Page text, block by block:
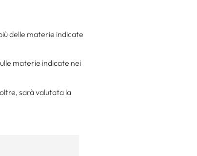
delle materie indicate
materie indicate nei
sarà valutata la